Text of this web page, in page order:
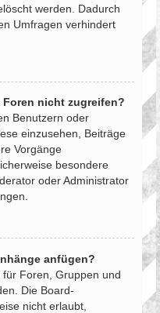
werden. Dadurch
Umfragen verhindert
Foren nicht zugreifen?
Benutzern oder
einzusehen, Beiträge
Vorgänge
besondere
oder Administrator
anfügen?
Foren, Gruppen und
Die Board-
nicht erlaubt,